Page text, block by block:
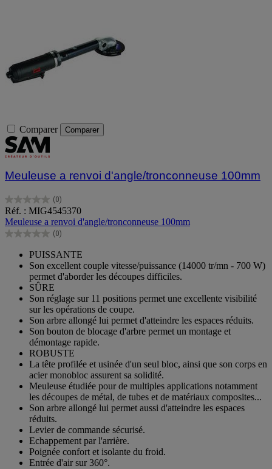
Comparer Comparer
Meuleuse a renvoi d'angle/tronconneuse 100mm
(0)
0.0
sur
5
étoiles.
Réf. : MIG4545370
Meuleuse a renvoi d'angle/tronconneuse 100mm
(0)
0.0
étoiles.
PUISSANTE
Son excellent couple vitesse/puissance (14000 tr/mn - 700 W)
permet d'aborder les découpes difficiles.
SÛRE
Son réglage sur 11 positions permet une excellente visibilité
sur les opérations de coupe.
Son arbre allongé lui permet d'atteindre les espaces réduits.
Son bouton de blocage d'arbre permet un montage et
démontage rapide.
ROBUSTE
La tête profilée et usinée d'un seul bloc, ainsi que son corps en
acier monobloc assurent sa solidité.
Meuleuse étudiée pour de multiples applications notamment
les découpes de métal, de tubes et de matériaux composites...
Son arbre allongé lui permet aussi d'atteindre les espaces
réduits.
Levier de commande sécurisé.
Echappement par l'arrière.
Poignée confort et isolante du froid.
Entrée d'air sur 360°.